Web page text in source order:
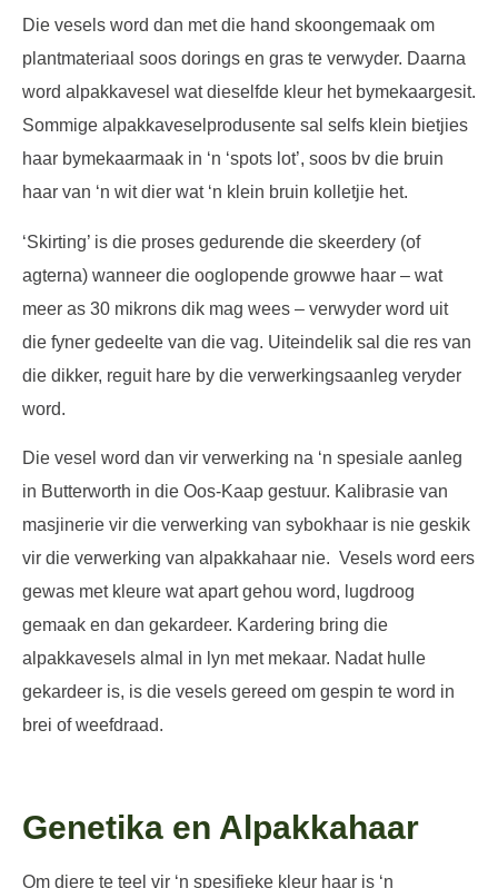
Die vesels word dan met die hand skoongemaak om
plantmateriaal soos dorings en gras te verwyder. Daarna
word alpakkavesel wat dieselfde kleur het bymekaargesit.
Sommige alpakkaveselprodusente sal selfs klein bietjies
haar bymekaarmaak in ‘n ‘spots lot’, soos bv die bruin
haar van ‘n wit dier wat ‘n klein bruin kolletjie het.
‘Skirting’ is die proses gedurende die skeerdery (of
agterna) wanneer die ooglopende growwe haar – wat
meer as 30 mikrons dik mag wees – verwyder word uit
die fyner gedeelte van die vag. Uiteindelik sal die res van
die dikker, reguit hare by die verwerkingsaanleg veryder
word.
Die vesel word dan vir verwerking na ‘n spesiale aanleg
in Butterworth in die Oos-Kaap gestuur. Kalibrasie van
masjinerie vir die verwerking van sybokhaar is nie geskik
vir die verwerking van alpakkahaar nie. Vesels word eers
gewas met kleure wat apart gehou word, lugdroog
gemaak en dan gekardeer. Kardering bring die
alpakkavesels almal in lyn met mekaar. Nadat hulle
gekardeer is, is die vesels gereed om gespin te word in
brei of weefdraad.
Genetika en Alpakkahaar
Om diere te teel vir ‘n spesifieke kleur haar is ‘n